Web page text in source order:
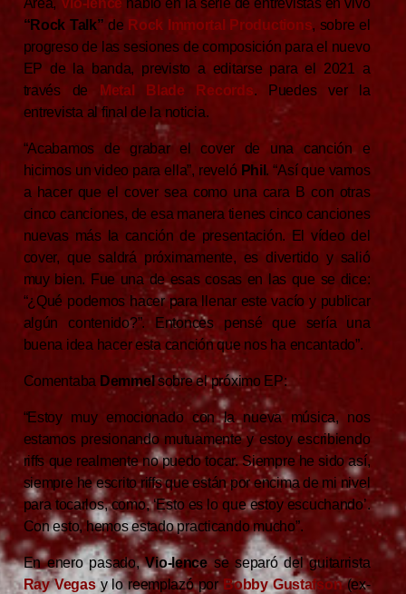
Area, Vio-lence habló en la serie de entrevistas en vivo
“Rock Talk” de Rock Immortal Productions, sobre el
progreso de las sesiones de composición para el nuevo
EP de la banda, previsto a editarse para el 2021 a
través de
Metal Blade Records. Puedes ver la
entrevista al final de la noticia.
“Acabamos de grabar el cover de una canción e
hicimos un video para ella”, reveló Phil . “Así que vamos
a hacer que el cover sea como una cara B con otras
cinco canciones, de esa manera tienes cinco canciones
nuevas más la canción de presentación. El vídeo del
cover, que saldrá próximamente, es divertido y salió
muy bien. Fue una de esas cosas en las que se dice:
“¿Qué podemos hacer para llenar este vacío y publicar
algún contenido?”. Entonces pensé que sería una
buena idea hacer esta canción que nos ha encantado”.
Comentaba Demmel sobre el próximo EP:
“Estoy muy emocionado con la nueva música, nos
estamos presionando mutuamente y estoy escribiendo
riffs que realmente no puedo tocar. Siempre he sido así,
siempre he escrito riffs que están por encima de mi nivel
para tocarlos, como, ‘Esto es lo que estoy escuchando’.
Con esto, hemos estado practicando mucho”.
En enero pasado,Vio-lencese separó del guitarrista
Ray Vegasy lo reemplazó porBobby Gustafson(ex-